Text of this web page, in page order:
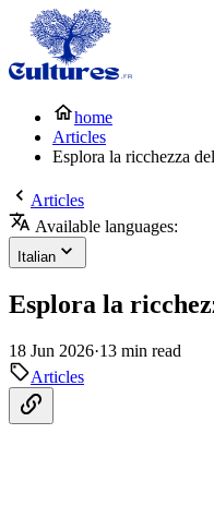
home
Articles
Esplora la ricchezza
Articles
Available languages:
Italian
Esplora la
18 Jun 2026·13 min read
Articles